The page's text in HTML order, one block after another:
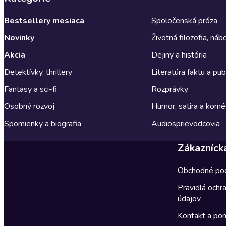
Bestsellery mesiaca
Novinky
Akcia
Detektívky, thrillery
Fantasy a sci-fi
Osobný rozvoj
Spomienky a biografia
Spoločenská próza
Životná filozofia,
Dejiny a história
Literatúra faktu a
Rozprávky
Humor, satira a
Audiosprievodcovia
Obchodné
Pravidlá
údajov
Kontakt a